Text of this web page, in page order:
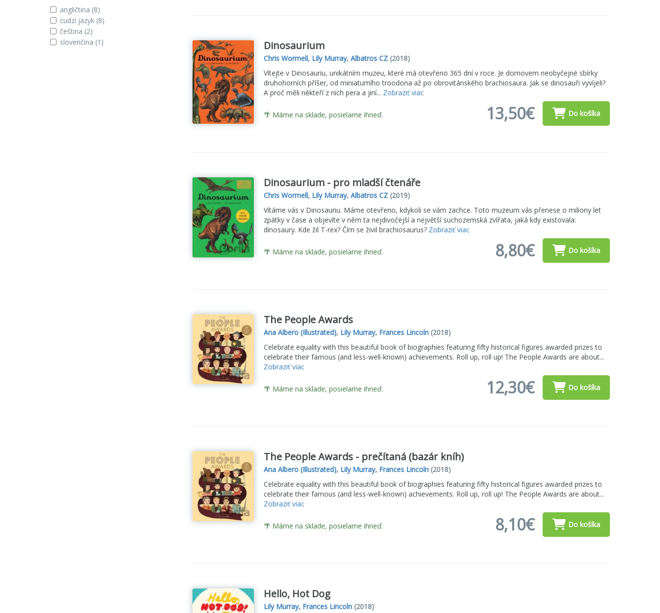
angličtina (8)
cudzí jazyk (8)
čeština (2)
slovenčina (1) Dinosaurium
Chris Wormell, Lily Murray, Albatros CZ(2018)
Vítejte v Dinosauriu, unikátním muzeu, které má otevřeno 365 dní v roce. Je domovem neobyčejné sbírky
druhohorních příšer, od miniaturního troodona až po obrovitánského brachiosaura. Jak se dinosauři vyvíjeli?
A proč měli někteří z nich pera a jiní... Zobraziť viac
🌴 Máme na sklade, posielame ihneď. 13,50€ Do košíka
Dinosaurium - pro mladší čtenáře
Chris Wormell, Lily Murray, Albatros CZ(2019)
Vítáme vás v Dinosauriu. Máme otevřeno, kdykoli se vám zachce. Toto muzeum vás přenese o miliony let
zpátky v čase a objevíte v něm ta nejdivočejší a největší suchozemská zvířata, jaká kdy existovala:
dinosaury. Kde žil T-rex? Čím se živil brachiosaurus? Zobraziť viac
🌴 Máme na sklade, posielame ihneď. 8,80€ Do košíka
The People Awards
Ana Albero (Illustrated), Lily Murray, Frances Lincoln(2018)
Celebrate equality with this beautiful book of biographies featuring fifty historical figures awarded prizes to
celebrate their famous (and less-well-known) achievements. Roll up, roll up! The People Awards are about...
Zobraziť viac
🌴 Máme na sklade, posielame ihneď. 12,30€ Do košíka
The People Awards - prečítaná (bazár kníh)
Ana Albero (Illustrated), Lily Murray, Frances Lincoln(2018)
Celebrate equality with this beautiful book of biographies featuring fifty historical figures awarded prizes to
celebrate their famous (and less-well-known) achievements. Roll up, roll up! The People Awards are about...
Zobraziť viac
🌴 Máme na sklade, posielame ihneď. 8,10€ Do košíka
Hello, Hot Dog
Lily Murray, Frances Lincoln(2018)